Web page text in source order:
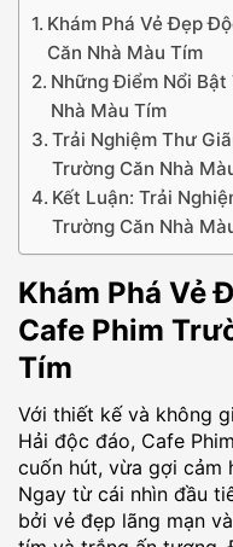
Khám Phá Vẻ Đẹp
Căn Nhà Màu Tím
Những Điểm Nổi Bật
Nhà Màu Tím
Trải Nghiệm Thư
Trường Căn Nhà
Kết Luận: Trải
Trường Căn Nhà
Khám Phá Vẻ
Cafe Phim
Tím
Với thiết kế và không
Hải độc đáo, Cafe
cuốn hút, vừa gợi cảm
Ngay từ cái nhìn đầu
bởi vẻ đẹp lãng mạn